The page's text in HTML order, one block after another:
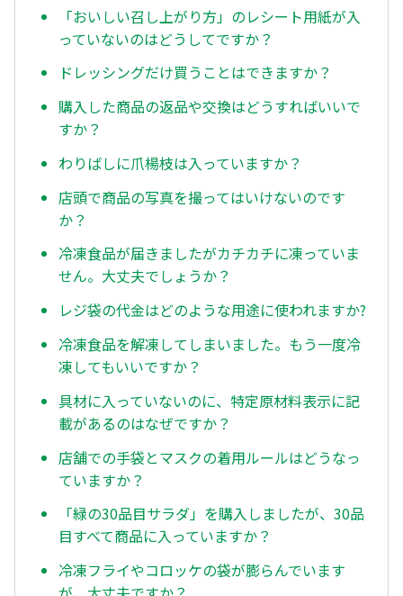
「おいしい召し上がり方」のレシート用紙が入
っていないのはどうしてですか？
ドレッシングだけ買うことはできますか？
購入した商品の返品や交換はどうすればいいで
すか？
わりばしに爪楊枝は入っていますか？
店頭で商品の写真を撮ってはいけないのです
か？
冷凍食品が届きましたがカチカチに凍っていま
せん。大丈夫でしょうか？
レジ袋の代金はどのような用途に使われますか?
冷凍食品を解凍してしまいました。もう一度冷
凍してもいいですか？
具材に入っていないのに、特定原材料表示に記
載があるのはなぜですか？
店舗での手袋とマスクの着用ルールはどうなっ
ていますか？
「緑の30品目サラダ」を購入しましたが、30品
目すべて商品に入っていますか？
冷凍フライやコロッケの袋が膨らんでいます